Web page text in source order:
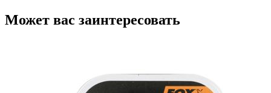
Может вас заинтересовать